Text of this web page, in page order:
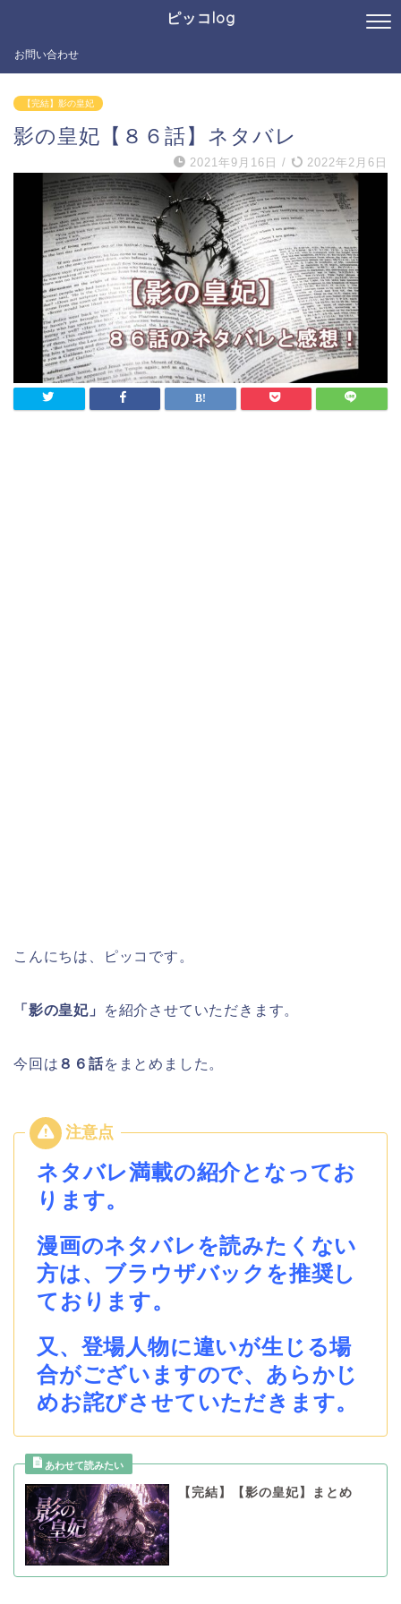
ピッコlog
お問い合わせ
【完結】影の皇妃
影の皇妃【８６話】ネタバレ
2021年9月16日 / 2022年2月6日
こんにちは、ピッコです。
「影の皇妃」 を紹介させていただきます。
今回は ８６話をまとめました。
ネタバレ満載の紹介となってお
ります。
漫画のネタバレを読みたくない
方は、ブラウザバックを推奨し
ております。
又、登場人物に違いが生じる場
合がございますので、あらかじ
めお詫びさせていただきます。
【完結】【影の皇妃】まとめ